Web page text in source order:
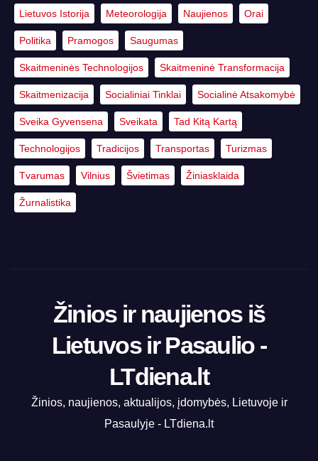
Lietuvos Istorija Meteorologija Naujienos Orai
Politika Pramogos Saugumas
Skaitmeninės Technologijos Skaitmeninė Transformacija
Skaitmenizacija Socialiniai Tinklai Socialinė Atsakomybė
Sveika Gyvensena Sveikata Tad Kitą Kartą
Technologijos Tradicijos Transportas Turizmas
Tvarumas Vilnius Švietimas Žiniasklaida
Žurnalistika
Žinios ir naujienos iš
Lietuvos ir Pasaulio -
LTdiena.lt
Žinios, naujienos, aktualijos, įdomybės, Lietuvoje ir
Pasaulyje - LTdiena.lt